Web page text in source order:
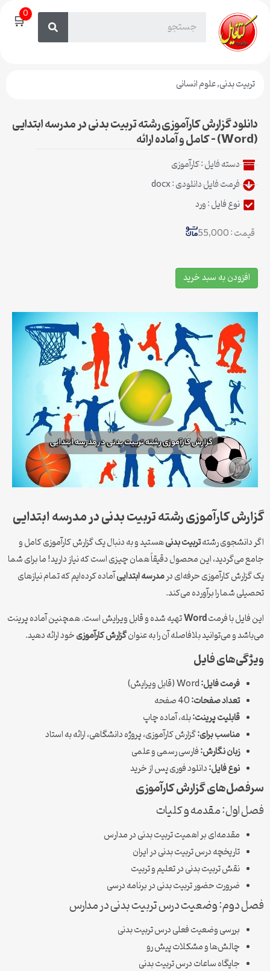
🛒0
تربیت بدنی,علوم انسانی
دانلود گزارش کارآموزی رشته تربیت بدنی در مدرسه ابتدایی
(Word) – کامل و آماده ارائه
دسته فایل :کار‌آموزی
فرمت فایل دانلودی : docx
نوع فایل : ورد
قیمت : 55,000
افزودن به سبد خرید
گزارش کارآموزی رشته تربیت بدنی در مدرسه ابتدایی
اگر دانشجوی رشتهتربیت بدنیهستید و به دنبال یک گزارش کارآموزی کامل و
جامع می‌گردید، این محصول دقیقاً همان چیزی است که نیاز دارید! ما برای شما
یک گزارش کارآموزی حرفه‌ای در مدرسه ابتداییآماده کرده‌ایم که تمام نیازهای
تحصیلی شما را برآورده می‌کند.
این فایل با فرمتWordتهیه شده و قابل ویرایش است. همچنین آماده پرینت
می‌باشد و می‌توانید بلافاصله آن را به عنوانگزارش کارآموزیخود ارائه دهید.
ویژگی‌های فایل
فرمت فایل:
تعداد صفحات:
قابلیت پرینت:بله، آماده چاپ
مناسب برای:گزارش کارآموزی، پروژه دانشگاهی، ارائه به استاد
زبان نگارش:فارسی رسمی و علمی
نوع فایل:دانلود فوری پس از خرید
سرفصل‌های گزارش کارآموزی
فصل اول: مقدمه و کلیات
مقدمه‌ای بر اهمیت تربیت بدنی در مدارس
تاریخچه درس تربیت بدنی در ایران
نقش تربیت بدنی در تعلیم و تربیت
ضرورت حضور تربیت بدنی در برنامه درسی
فصل دوم: وضعیت درس تربیت بدنی در مدارس
بررسی وضعیت فعلی درس تربیت بدنی
چالش‌ها و مشکلات پیش رو
جایگاه ساعات درس تربیت بدنی